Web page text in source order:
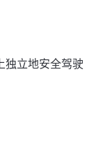
独立地安全驾驶